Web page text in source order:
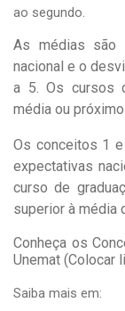
ao segundo.
As médias são
nacional e o
a 5. Os cursos
média ou próximo
Os conceitos 1
expectativas
curso de
superior à média
Conheça os
Unemat (Colocar
Saiba mais em: